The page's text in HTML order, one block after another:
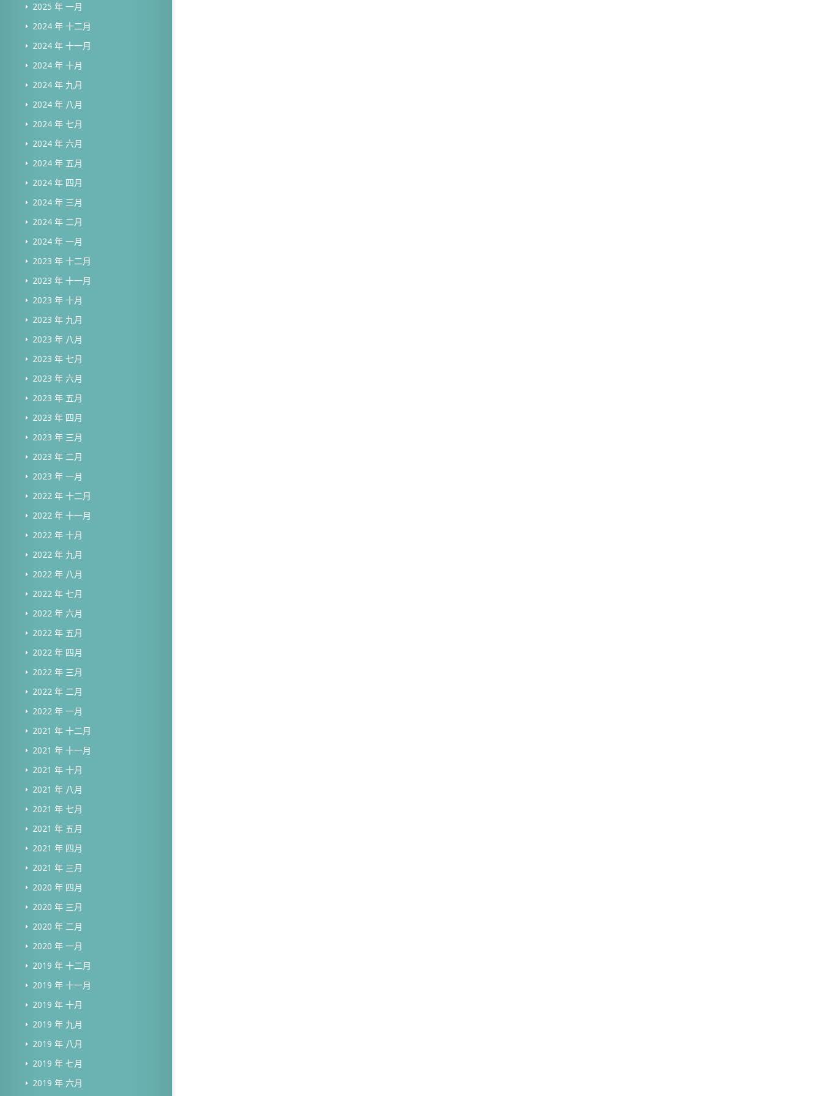
2025 年 一月
2024 年 十二月
2024 年 十一月
2024 年 十月
2024 年 九月
2024 年 八月
2024 年 七月
2024 年 六月
2024 年 五月
2024 年 四月
2024 年 三月
2024 年 二月
2024 年 一月
2023 年 十二月
2023 年 十一月
2023 年 十月
2023 年 九月
2023 年 八月
2023 年 七月
2023 年 六月
2023 年 五月
2023 年 四月
2023 年 三月
2023 年 二月
2023 年 一月
2022 年 十二月
2022 年 十一月
2022 年 十月
2022 年 九月
2022 年 八月
2022 年 七月
2022 年 六月
2022 年 五月
2022 年 四月
2022 年 三月
2022 年 二月
2022 年 一月
2021 年 十二月
2021 年 十一月
2021 年 十月
2021 年 八月
2021 年 七月
2021 年 五月
2021 年 四月
2021 年 三月
2020 年 四月
2020 年 三月
2020 年 二月
2020 年 一月
2019 年 十二月
2019 年 十一月
2019 年 十月
2019 年 九月
2019 年 八月
2019 年 七月
2019 年 六月